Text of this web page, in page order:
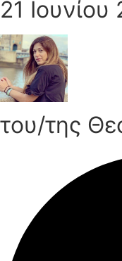
21 Ιουνίου
του/της